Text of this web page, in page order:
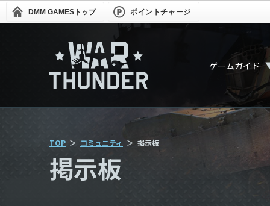
DMM GAMES トップ ポイントチャージ
ゲームガイド
TOP コミュニティ 掲示板
掲示板